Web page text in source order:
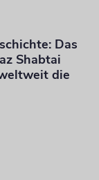
Das
Shabtai
die